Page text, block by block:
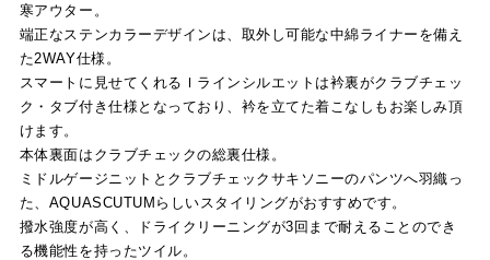
寒アウター。
端正なステンカラーデザインは、取外し可能な中綿ライナーを備え
た2WAY仕様。
スマートに見せてくれるＩラインシルエットは衿裏がクラブチェッ
ク・タブ付き仕様となっており、衿を立てた着こなしもお楽しみ頂
けます。
本体裏面はクラブチェックの総裏仕様。
ミドルゲージニットとクラブチェックサキソニーのパンツへ羽織っ
た、AQUASCUTUMらしいスタイリングがおすすめです。
撥水強度が高く、ドライクリーニングが3回まで耐えることのでき
る機能性を持ったツイル。